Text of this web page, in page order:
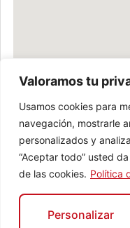
Valoramos tu
Usamos cookies para
navegación, mostrarle
personalizados y
“Aceptar todo” usted
de las cookies. Política
Personalizar